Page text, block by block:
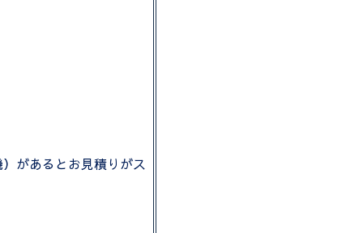
があるとお見積りがス